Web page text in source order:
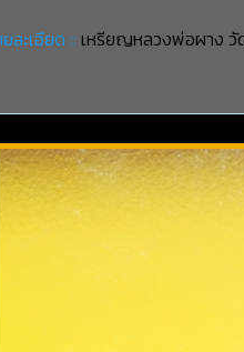
ละเอียด :: เหรียญหลวงพ่อผาง วั